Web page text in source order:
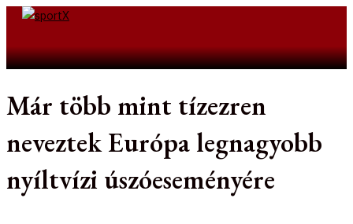
Skip
Már több mint tízezren
neveztek Európa legnagyobb
nyíltvízi úszóeseményére